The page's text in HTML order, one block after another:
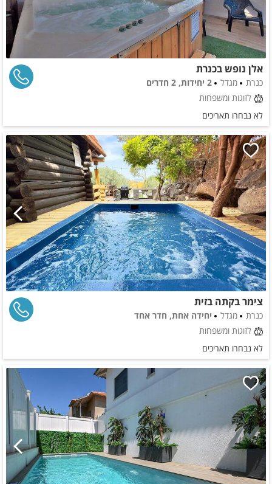
אלן נופש בכנרת
כנרת מגדל
2 יחידות, 2 חדרים
לזוגות ומשפחות
לא נבחרו תאריכים
צימר בקתה בזית
כנרת מגדל
יחידה אחת, חדר אחד
לזוגות ומשפחות
לא נבחרו תאריכים